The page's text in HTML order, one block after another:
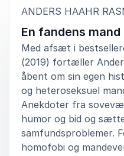
ANDERS HAAHR
En fandens mand
Med afsæt i
(2019) fortæller
åbent om sin egen
og heteroseksuel
Anekdoter fra
humor og bid og
samfundsproblemer.
homofobi og